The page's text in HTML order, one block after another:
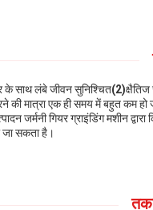
के साथ लंबे जीवन सुनिश्चित(2)
की मात्रा एक ही समय में बहुत कम हो
जर्मनी गियर ग्राइंडिंग मशीन
जा सकता है।